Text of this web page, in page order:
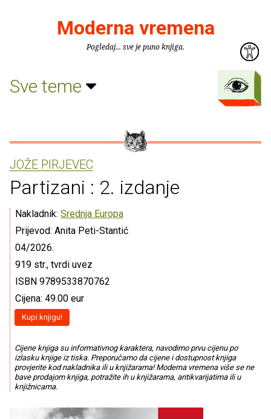
Moderna vremena
Pogledaj... sve je puno knjiga.
Sve teme
JOŽE PIRJEVEC
Partizani : 2. izdanje
Nakladnik: Srednja Europa
Prijevod: Anita Peti-Stantić
04/2026.
919 str., tvrdi uvez
ISBN 9789533870762
Cijena: 49.00 eur
Kupi knjigu!
Cijene knjiga su informativnog karaktera, navodimo prvu cijenu po
izlasku knjige iz tiska. Preporučamo da cijene i dostupnost knjiga
provjerite kod nakladnika ili u knjižarama! Moderna vremena više se ne
bave prodajom knjiga, potražite ih u knjižarama, antikvarijatima ili u
knjižnicama.